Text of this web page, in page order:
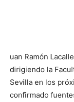
uan Ramón
dirigiendo la
Sevilla en los
confirmado